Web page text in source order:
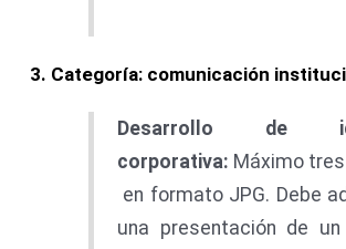
3. Categoría: comunicación
Desarrollo de
corporativa: Máximo
en formato JPG. Debe
una presentación de